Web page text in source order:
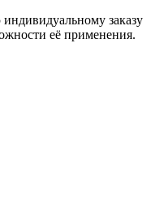
заказу
её применения.